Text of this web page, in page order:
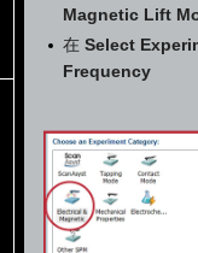
Magnetic Lift
在Select
Frequency